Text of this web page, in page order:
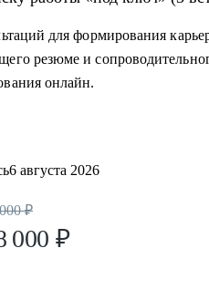
др.)
и экспертам из
логистика, ВЭД;
для формирования
резюме и
онлайн.
6 августа 2026
₽
000 ₽